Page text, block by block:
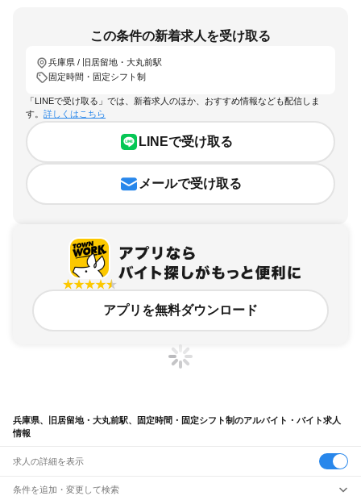
この条件の新着求人を受け取る
兵庫県 / 旧居留地・大丸前駅
固定時間・固定シフト制
「LINEで受け取る」では、新着求人のほか、おすすめ情報なども配信しま
す。 詳しくはこちら
LINEで受け取る
メールで受け取る
アプリを無料ダウンロード
兵庫県、旧居留地・大丸前駅、固定時間・固定シフト制のアルバイト・バイト求人
情報
求人の詳細を表示
条件を追加・変更して検索